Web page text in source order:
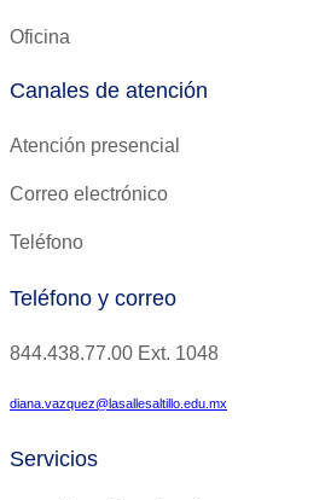
Oficina
Canales de atención
Atención presencial
Correo electrónico
Teléfono
Teléfono y correo
844.438.77.00 Ext. 1048
diana.vazquez@lasallesaltillo.edu.mx
Servicios